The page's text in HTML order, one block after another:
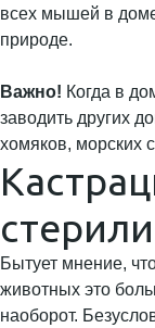
всех мышей в
природе.
Важно! Когда в
заводить других
хомяков, морских
Бытует мнение,
животных это
наоборот.